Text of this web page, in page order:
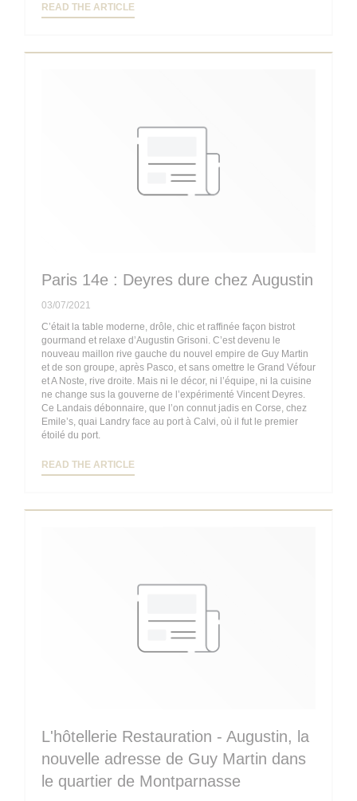
READ THE ARTICLE
Paris 14e : Deyres dure chez Augustin
03/07/2021
C’était la table moderne, drôle, chic et raffinée façon bistrot
gourmand et relaxe d’Augustin Grisoni. C’est devenu le
nouveau maillon rive gauche du nouvel empire de Guy Martin
et de son groupe, après Pasco, et sans omettre le Grand Véfour
et A Noste, rive droite. Mais ni le décor, ni l’équipe, ni la cuisine
ne change sus la gouverne de l’expérimenté Vincent Deyres.
Ce Landais débonnaire, que l’on connut jadis en Corse, chez
Emile’s, quai Landry face au port à Calvi, où il fut le premier
étoilé du port.
READ THE ARTICLE
L'hôtellerie Restauration - Augustin, la
nouvelle adresse de Guy Martin dans
le quartier de Montparnasse